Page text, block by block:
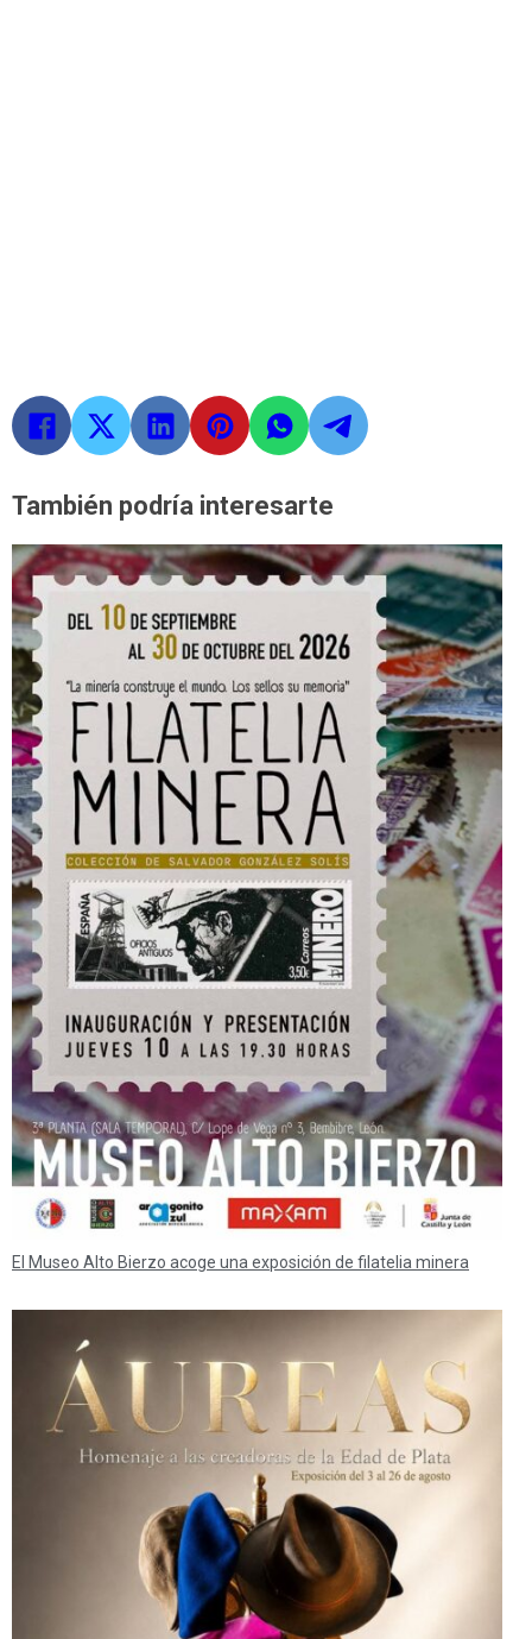
También podría interesarte
El Museo Alto Bierzo acoge una exposición de filatelia minera